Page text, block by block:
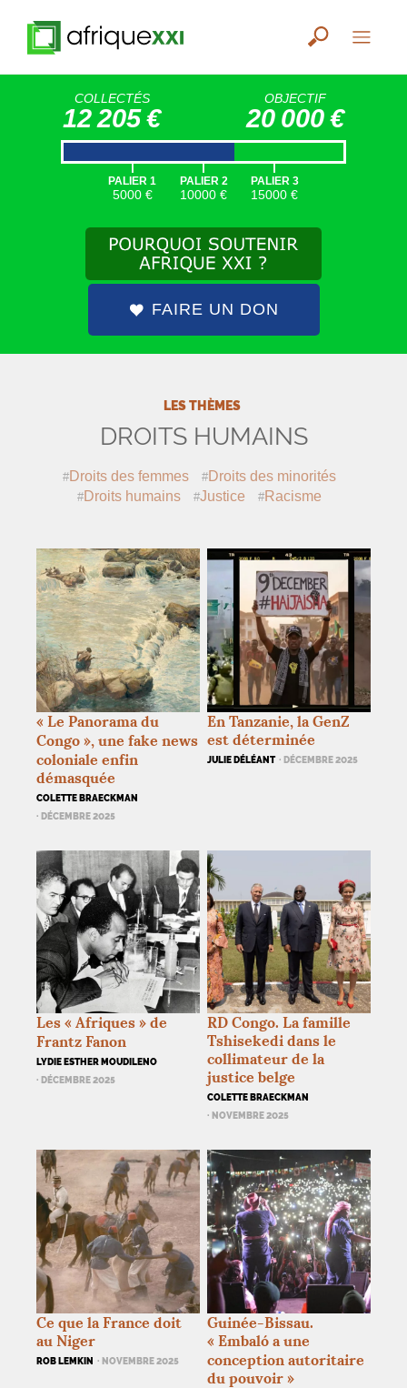
COLLECTÉS
12 205 €
OBJECTIF
20 000 €
|
PALIER 1
5000 €
|
PALIER 2
10000 €
|
PALIER 3
15000 €
FAIRE UN DON
LES THÈMES
DROITS HUMAINS
Droits des femmes
Droits des minorités
Droits humains
Justice Racisme
« Le Panorama du
Congo », une fake news
coloniale enfin
démasquée
COLETTE BRAECKMAN
· DÉCEMBRE 2025
En Tanzanie, la GenZ
est déterminée
JULIE DÉLÉANT · DÉCEMBRE 2025
Les « Afriques » de
Frantz Fanon
LYDIE ESTHER MOUDILENO
· DÉCEMBRE 2025
RD Congo. La famille
Tshisekedi dans le
collimateur de la
justice belge
COLETTE BRAECKMAN
· NOVEMBRE 2025
Ce que la France doit
au Niger
ROB LEMKIN · NOVEMBRE 2025
Guinée-Bissau.
« Embaló a une
conception autoritaire
du pouvoir »